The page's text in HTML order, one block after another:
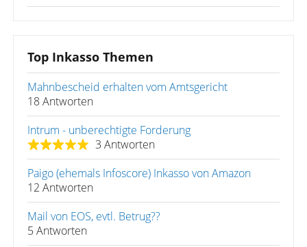
Top Inkasso Themen
Mahnbescheid erhalten vom Amtsgericht
18 Antworten
Intrum - unberechtigte Forderung
3 Antworten
Paigo (ehemals Infoscore) Inkasso von Amazon
12 Antworten
Mail von EOS, evtl. Betrug??
5 Antworten